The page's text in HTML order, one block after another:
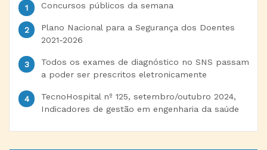
Concursos públicos da semana
Plano Nacional para a Segurança dos Doentes
2021-2026
Todos os exames de diagnóstico no SNS passam
a poder ser prescritos eletronicamente
TecnoHospital nº 125, setembro/outubro 2024,
Indicadores de gestão em engenharia da saúde